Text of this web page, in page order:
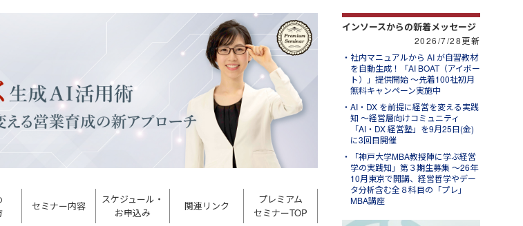
セミナー内容
スケジュール・
お申込み
関連リンク
プレミアム
セミナーTOP
インソースからの新着メッセージ
2026/7/28更新
社内マニュアルから AI が自習教材
を自動生成！「AI BOAT（アイボー
ト）」提供開始 ～先着100社初月
無料キャンペーン実施中
AI・DX を前提に経営を変える実践
知 ～経営層向けコミュニティ
「AI・DX 経営塾」を9月25日(金)
に3回目開催
「神戸大学MBA教授陣に学ぶ経営
学の実践知」第３期生募集 ～26年
10月東京で開講、経営哲学やデー
タ分析含む全８科目の「プレ」
MBA講座